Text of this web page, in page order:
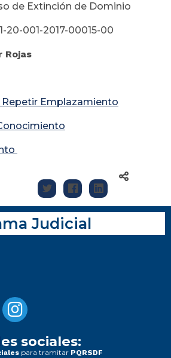
de Extinción de Dominio
20-001-2017-00015-00
Rojas
Emplazamiento
Judicial
sociales:
para tramitar PQRSDF